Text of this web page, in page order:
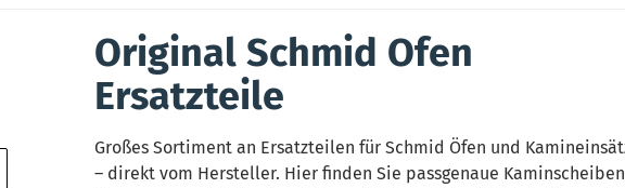
Original Schmid Ofen
Ersatzteile
Großes Sortiment an Ersatzteilen für Schmid Öfen und
– direkt vom Hersteller. Hier finden Sie passgenaue